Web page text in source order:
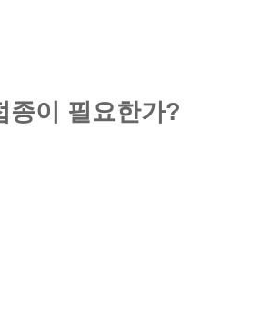
종이 필요한가?